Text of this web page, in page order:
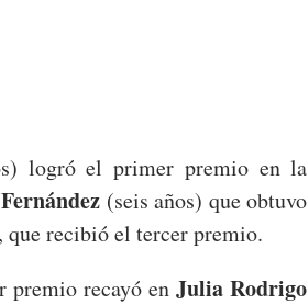
logró el primer premio en la
(seis años) que obtuvo
que recibió el tercer premio.
premio recayó enJulia Rodrigo